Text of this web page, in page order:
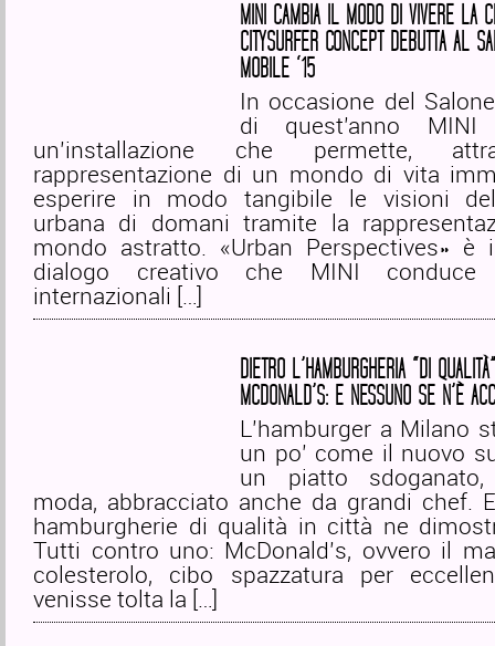
MINI CAMBIA IL MODO DI VIVERE LA
CITYSURFER CONCEPT DEBUTTA AL
MOBILE ‘15
In occasione del
di quest’anno MINI
un’installazione che permette,
rappresentazione di un mondo di vita
esperire in modo tangibile le visioni
urbana di domani tramite la
mondo astratto. «Urban Perspectives»
dialogo creativo che MINI
internazionali […]
DIETRO L’HAMBURGHERIA “DI
MCDONALD’S: E NESSUNO SE N’È
L’hamburger a Milano
un po’ come il nuovo
un piatto
moda, abbracciato anche da grandi chef.
hamburgherie di qualità in città ne
Tutti contro uno: McDonald’s, ovvero il
colesterolo, cibo spazzatura per
venisse tolta la […]